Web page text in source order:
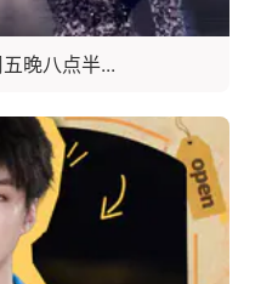
晚八点半...